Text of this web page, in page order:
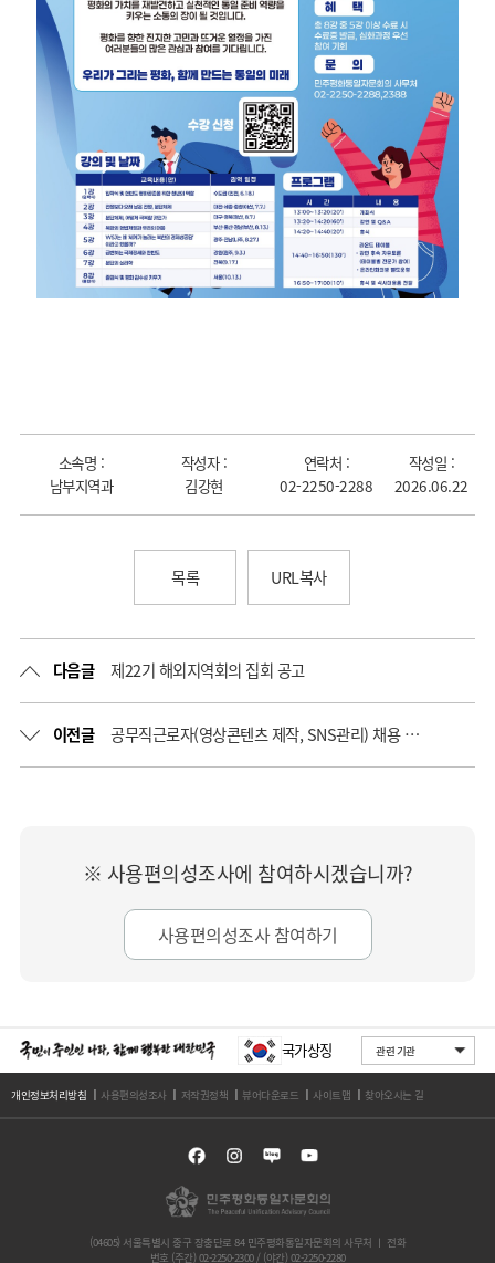
소속명 :
남부지역과
작성자 :
김강현
연락처 :
02-2250-2288
작성일 :
2026.06.22
목록 URL복사
다음글 제22기 해외지역회의 집회 공고
이전글 공무직근로자(영상콘텐츠 제작, SNS관리) 채용 서류전형 합격자 발표
※ 사용편의성조사에 참여하시겠습니까?
사용편의성조사 참여하기
국가상징
개인정보처리방침 사용편의성조사 저작권정책 뷰어다운로드 사이트맵 찾아오시는 길
(04605) 서울특별시 중구 장충단로 84 민주평화통일자문회의 사무처 ㅣ 전화
번호 (주간) 02-2250-2300 / (야간) 02-2250-2280